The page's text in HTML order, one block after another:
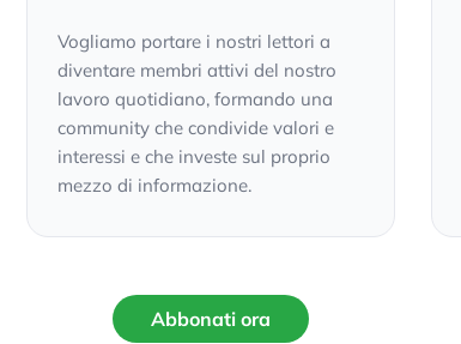
Vogliamo portare i nostri lettori a
diventare membri attivi del nostro
lavoro quotidiano, formando una
community che condivide valori e
interessi e che investe sul proprio
mezzo di informazione.
Abbonati ora